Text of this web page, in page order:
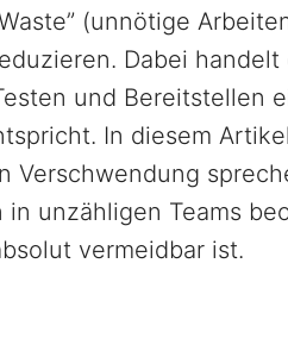
(unnötige
Dabei
und Bereitstellen
In diesem
Verschwendung
unzähligen Teams
vermeidbar ist.